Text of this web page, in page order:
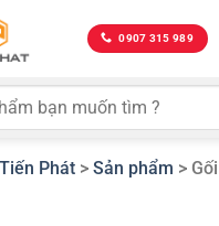
0907 315 989
Phát > Sản phẩm >